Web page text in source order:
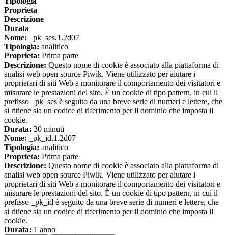
Proprieta
Descrizione
Durata
Nome: _pk_ses.1.2d07
Tipologia: analitico
Proprieta: Prima parte
Descrizione: Questo nome di cookie è associato alla piattaforma di
analisi web open source Piwik. Viene utilizzato per aiutare i
proprietari di siti Web a monitorare il comportamento dei visitatori e
misurare le prestazioni del sito. È un cookie di tipo pattern, in cui il
prefisso _pk_ses è seguito da una breve serie di numeri e lettere, che
si ritiene sia un codice di riferimento per il dominio che imposta il
cookie.
Durata: 30 minuti
Nome: _pk_id.1.2d07
Tipologia: analitico
Proprieta: Prima parte
Descrizione: Questo nome di cookie è associato alla piattaforma di
analisi web open source Piwik. Viene utilizzato per aiutare i
proprietari di siti Web a monitorare il comportamento dei visitatori e
misurare le prestazioni del sito. È un cookie di tipo pattern, in cui il
prefisso _pk_id è seguito da una breve serie di numeri e lettere, che
si ritiene sia un codice di riferimento per il dominio che imposta il
cookie.
Durata: 1 anno